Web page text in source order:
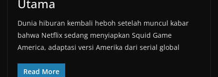
Utama
Dunia hiburan kembali heboh setelah muncul kabar
bahwa Netflix sedang menyiapkan Squid Game
America, adaptasi versi Amerika dari serial global
Read More